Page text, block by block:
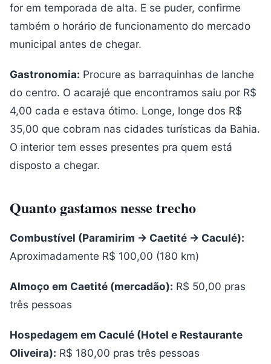
for em temporada de alta. E se puder, confirme
também o horário de funcionamento do mercado
municipal antes de chegar.
Gastronomia: Procure as barraquinhas de lanche
do centro. O acarajé que encontramos saiu por R$
4,00 cada e estava ótimo. Longe, longe dos R$
35,00 que cobram nas cidades turísticas da Bahia.
O interior tem esses presentes pra quem está
disposto a chegar.
Quanto gastamos nesse trecho
Combustível (Paramirim → Caetité → Caculé):
Aproximadamente R$ 100,00 (180 km)
Almoço em Caetité (mercadão): R$ 50,00 pras
três pessoas
Hospedagem em Caculé (Hotel e Restaurante
Oliveira): R$ 180,00 pras três pessoas